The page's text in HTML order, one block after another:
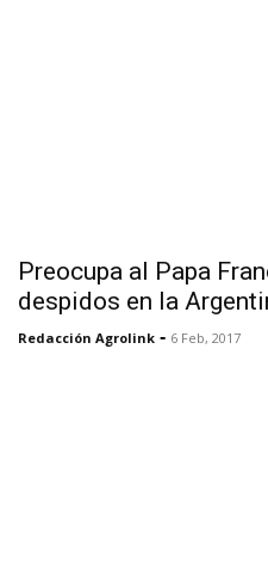
Preocupa al Papa
despidos en la
Redacción Agrolink - 6 Feb, 2017